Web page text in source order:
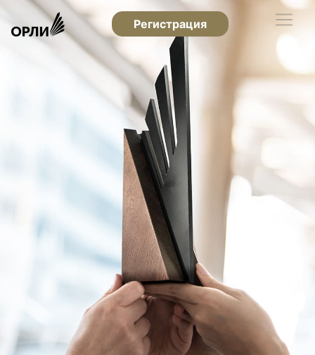
Регистрация